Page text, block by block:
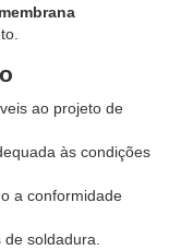
​​ao projeto de
às condições
a conformidade
soldadura.